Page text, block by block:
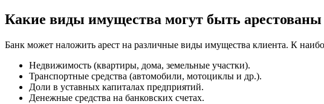
Какие виды имущества могут быть
Банк может наложить арест на различные виды имущества клиента. К
Недвижимость (квартиры, дома, земельные участки).
Транспортные средства (автомобили, мотоциклы и др.).
Доли в уставных капиталах предприятий.
Денежные средства на банковских счетах.